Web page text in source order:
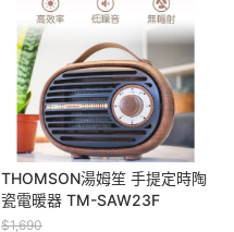
THOMSON湯姆笙 手提定時陶
瓷電暖器 TM-SAW23F
$1,690